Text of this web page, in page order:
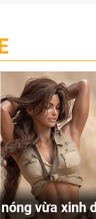
vừa xinh